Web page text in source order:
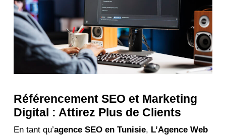
Référencement SEO et Marketing
Digital : Attirez Plus de Clients
En tant qu’agence SEO en Tunisie, L’Agence Web